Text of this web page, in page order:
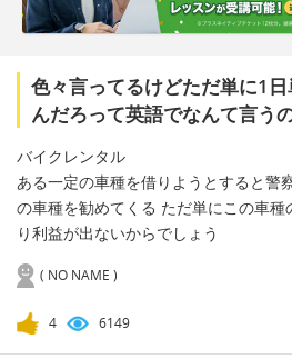
色々言ってるけどただ単に1
んだろって英語でなんて言う
バイクレンタル
ある一定の車種を借りようとすると警
の車種を勧めてくる ただ単にこの車種
り利益が出ないからでしょう
( NO NAME )
4 6149